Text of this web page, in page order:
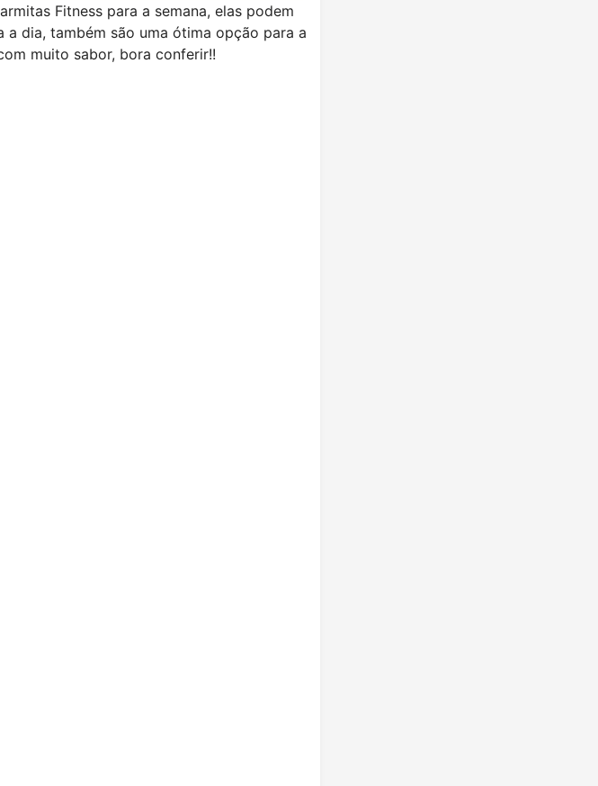
Fitness para a semana, elas podem
dia, também são uma ótima opção para a
muito sabor, bora conferir!!